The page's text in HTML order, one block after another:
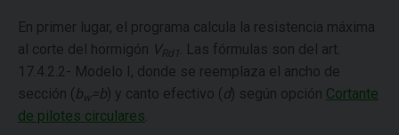
En primer lugar, el programa calcula la resistencia máxima
al corte del hormigón VRd1
. Las fórmulas son del art.
17.4.2.2- Modelo I, donde se reemplaza el ancho de
sección ( bw =b) y canto efectivo ( d) según opción Cortante
de pilotes circulares